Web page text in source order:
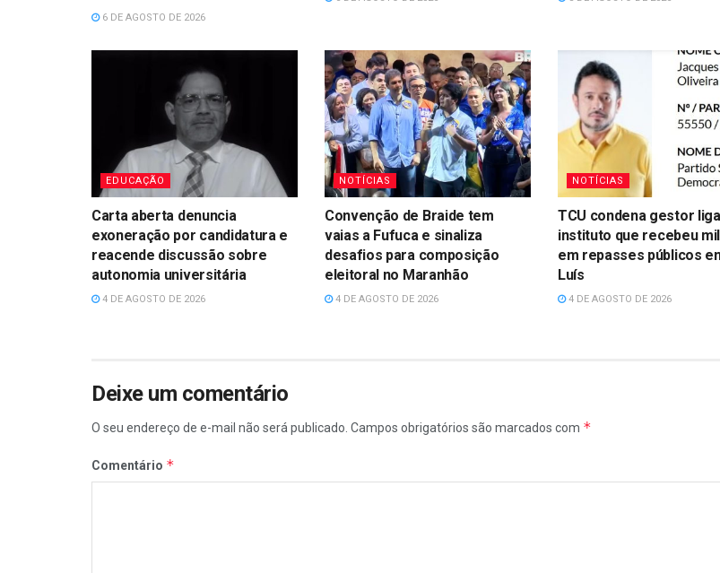
6 DE AGOSTO DE 2026
EDUCAÇÃO
Carta aberta denuncia
exoneração por candidatura e
reacende discussão sobre
autonomia universitária
4 DE AGOSTO DE 2026
NOTÍCIAS
Convenção de Braide tem
vaias a Fufuca e sinaliza
desafios para composição
eleitoral no Maranhão
4 DE AGOSTO DE 2026
NOTÍCIAS
TCU condena gestor
instituto que recebeu
em repasses públicos
Luís
4 DE AGOSTO DE 2026
Deixe um comentário
O seu endereço de e-mail não será publicado. Campos obrigatórios são marcados com *
Comentário *